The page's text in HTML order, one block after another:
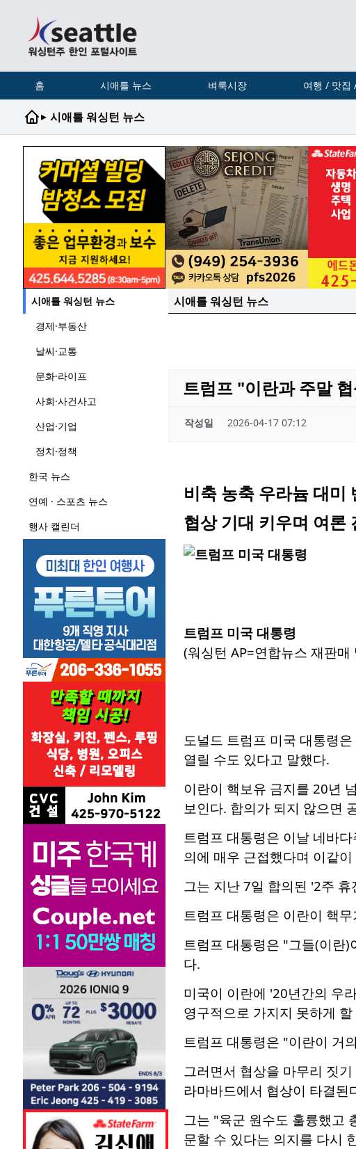
홈 시애틀 뉴스 벼룩시장 여행 / 맛집
▸ 시애틀 워싱턴 뉴스
시애틀 워싱턴 뉴스
경제·부동산
날씨·교통
문화·라이프
사회·사건사고
산업·기업
정치·정책
한국 뉴스
연예 · 스포츠 뉴스
행사 캘린더
시애틀 워싱턴 뉴스
트럼프 "이란과 주말
작성일 2026-04-17 07:12
비축 농축 우라늄 대미
협상 기대 키우며 여론
트럼프 미국 대통령
(워싱턴 AP=연합뉴스 재판매
도널드 트럼프 미국 대통령
열릴 수도 있다고 말했다.
이란이 핵보유 금지를 20년
보인다. 합의가 되지 않으면
트럼프 대통령은 이날 네바
의에 매우 근접했다며 이같이
그는 지난 7일 합의된 '2주
트럼프 대통령은 이란이 핵
트럼프 대통령은 "그들(이란
다.
미국이 이란에 '20년간의 우
영구적으로 가지지 못하게
트럼프 대통령은 "이란이 거
그러면서 협상을 마무리 짓
라마바드에서 협상이 타결
그는 "육군 원수도 훌륭했고
문할 수 있다는 의지를 다시